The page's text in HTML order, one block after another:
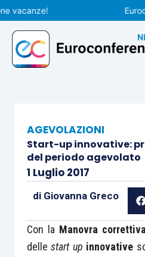
Vai
al
contenuto
AGEVOLAZIONI
Start-up innovative:
del periodo agevolato
1 Luglio 2017
di Giovanna Greco
Con la Manovra
dellestart up innovative